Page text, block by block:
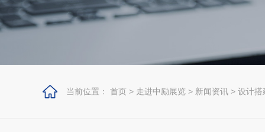
当前位置： 首页 > 走进中励展览 > 新闻资讯 > 设计搭